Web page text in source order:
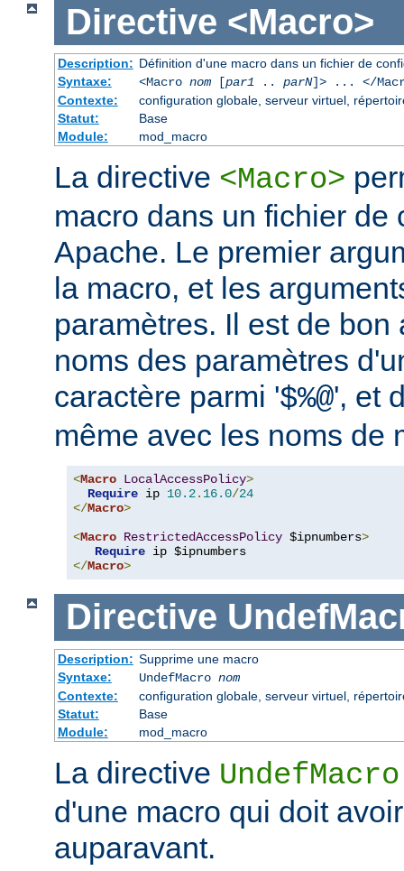
Directive <Macro>
Description: Définition d'une macro dans un fichier de
Syntaxe:
<Macro nom[par1.. parN]> ... </
Contexte:
configuration globale, serveur virtuel,
Statut:
Base
Module:
mod_macro
La directive <Macro>
macro dans un fichier de
Apache. Le premier
la macro, et les
paramètres. Il est de
noms des paramètres
caractère parmi '$%@', et
même avec les noms de
<Macro LocalAccessPolicy>
Require ip 10.2. 16.0/24
</Macro>
<Macro RestrictedAccessPolicy $ipnumbers>
Require
</Macro>
Directive
Description: Supprime une macro
Syntaxe:
UndefMacro nom
Contexte:
configuration globale, serveur virtuel,
Statut:
Base
Module:
mod_macro
La directive UndefMacro
d'une macro qui doit
auparavant.